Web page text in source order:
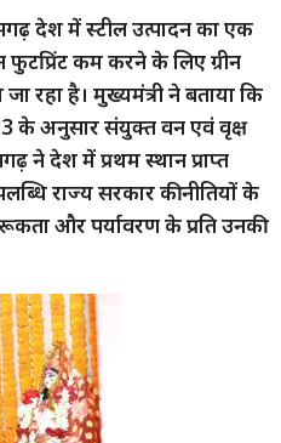
देश में स्टील उत्पादन का एक
फुटप्रिंट कम करने के लिए ग्रीन
रहा है। मुख्यमंत्री ने बताया कि
के अनुसार संयुक्त वन एवं वृक्ष
ने देश में प्रथम स्थान प्राप्त
राज्य सरकार की नीतियों के
और पर्यावरण के प्रति उनकी